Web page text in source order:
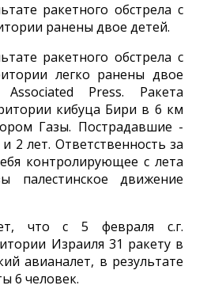
ракетного обстрела с
ранены двое детей.
ракетного обстрела с
легко ранены двое
Press. Ракета
кибуца Бири в 6 км
Газы. Пострадавшие -
2 лет. Ответственность за
контролирующее с лета
палестинское движение
что с 5 февраля с.г.
Израиля 31 ракету в
авианалет, в результате
6 человек.